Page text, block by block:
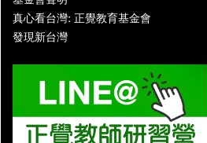
真心看台灣: 正覺教育基金會
發現新台灣